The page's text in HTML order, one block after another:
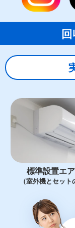
標準設置エ
（室外機とセット